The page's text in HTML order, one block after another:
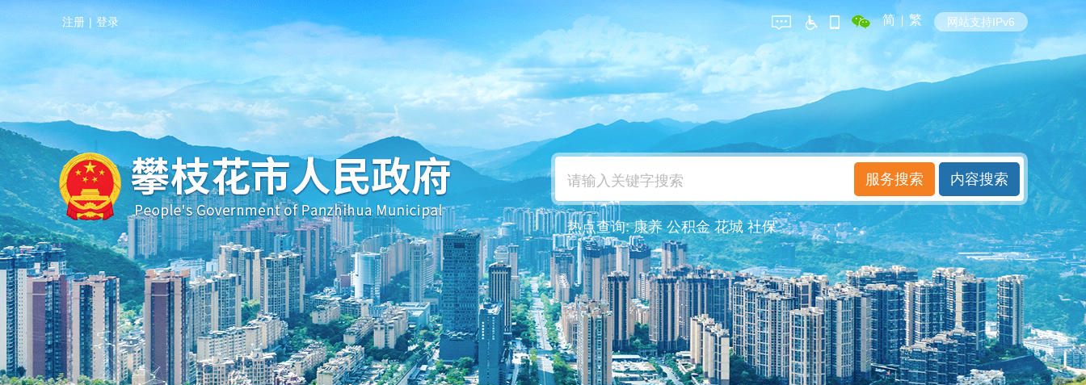
注册 | 登录 简 | 繁 网站支持IPv6
热点查询:康养 公积金 花城 社保